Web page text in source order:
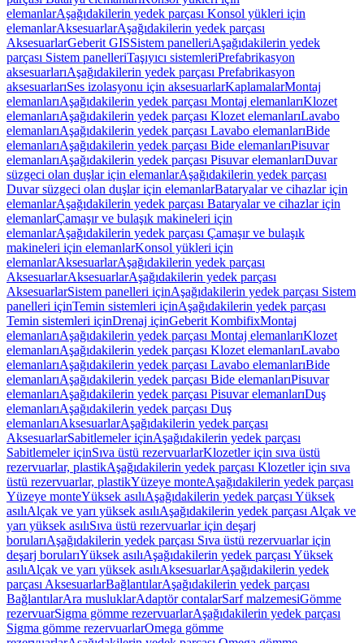
elemanlarAşağıdakilerin yedek parçası Konsol yükleri için
elemanlarAksesuarlarAşağıdakilerin yedek parçası
AksesuarlarGeberit GISSistem panelleriAşağıdakilerin yedek
parçası Sistem panelleriTaşıyıcı sistemleriPrefabrikasyon
aksesuarlarıAşağıdakilerin yedek parçası Prefabrikasyon
aksesuarlarıSes izolasyonu için aksesuarlarKaplamalarMontaj
elemanlarıAşağıdakilerin yedek parçası Montaj elemanlarıKlozet
elemanlarıAşağıdakilerin yedek parçası Klozet elemanlarıLavabo
elemanlarıAşağıdakilerin yedek parçası Lavabo elemanlarıBide
elemanlarıAşağıdakilerin yedek parçası Bide elemanlarıPisuvar
elemanlarıAşağıdakilerin yedek parçası Pisuvar elemanlarıDuvar
süzgeci olan duşlar için elemanlarAşağıdakilerin yedek parçası
Duvar süzgeci olan duşlar için elemanlarBataryalar ve cihazlar için
elemanlarAşağıdakilerin yedek parçası Bataryalar ve cihazlar için
elemanlarÇamaşır ve bulaşık makineleri için
elemanlarAşağıdakilerin yedek parçası Çamaşır ve bulaşık
makineleri için elemanlarKonsol yükleri için
elemanlarAksesuarlarAşağıdakilerin yedek parçası
AksesuarlarAksesuarlarAşağıdakilerin yedek parçası
AksesuarlarSistem panelleri içinAşağıdakilerin yedek parçası Sistem
panelleri içinTemin sistemleri içinAşağıdakilerin yedek parçası
Temin sistemleri içinDrenaj içinGeberit KombifixMontaj
elemanlarıAşağıdakilerin yedek parçası Montaj elemanlarıKlozet
elemanlarıAşağıdakilerin yedek parçası Klozet elemanlarıLavabo
elemanlarıAşağıdakilerin yedek parçası Lavabo elemanlarıBide
elemanlarıAşağıdakilerin yedek parçası Bide elemanlarıPisuvar
elemanlarıAşağıdakilerin yedek parçası Pisuvar elemanlarıDuş
elemanlarıAşağıdakilerin yedek parçası Duş
elemanlarıAksesuarlarAşağıdakilerin yedek parçası
AksesuarlarSabitlemeler içinAşağıdakilerin yedek parçası
Sabitlemeler içinSıva üstü rezervuarlarKlozetler için sıva üstü
rezervuarlar, plastikAşağıdakilerin yedek parçası Klozetler için sıva
üstü rezervuarlar, plastikYüzeye monteAşağıdakilerin yedek parçası
Yüzeye monteYüksek asılıAşağıdakilerin yedek parçası Yüksek
asılıAlçak ve yarı yüksek asılıAşağıdakilerin yedek parçası Alçak ve
yarı yüksek asılıSıva üstü rezervuarlar için deşarj
borularıAşağıdakilerin yedek parçası Sıva üstü rezervuarlar için
deşarj borularıYüksek asılıAşağıdakilerin yedek parçası Yüksek
asılıAlçak ve yarı yüksek asılıAksesuarlarAşağıdakilerin yedek
parçası AksesuarlarBağlantılarAşağıdakilerin yedek parçası
BağlantılarAra musluklarAdaptör contalarSarf malzemesiGömme
rezervuarSigma gömme rezervuarlarAşağıdakilerin yedek parçası
Sigma gömme rezervuarlarOmega gömme